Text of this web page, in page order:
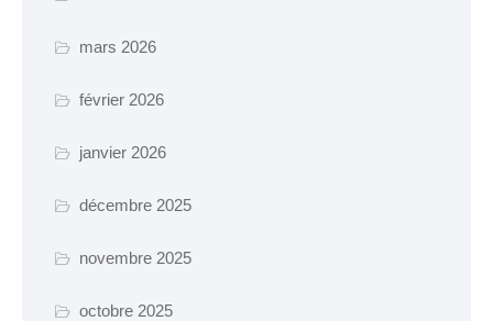
mars 2026
février 2026
janvier 2026
décembre 2025
novembre 2025
octobre 2025